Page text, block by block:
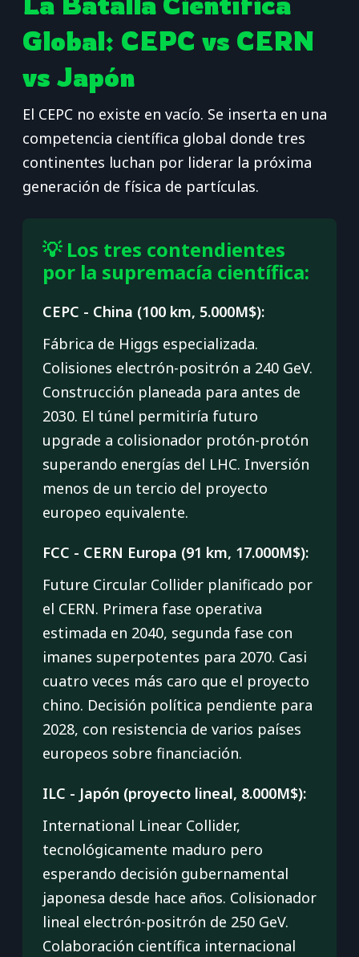
Global: CEPC vs CERN
vs Japón
El CEPC no existe en vacío. Se inserta en una
competencia científica global donde tres
continentes luchan por liderar la próxima
generación de física de partículas.
💡 Los tres contendientes
por la supremacía científica:
CEPC - China (100 km, 5.000M$):
Fábrica de Higgs especializada.
Colisiones electrón-positrón a 240 GeV.
Construcción planeada para antes de
2030. El túnel permitiría futuro
upgrade a colisionador protón-protón
superando energías del LHC. Inversión
menos de un tercio del proyecto
europeo equivalente.
FCC - CERN Europa (91 km, 17.000M$):
Future Circular Collider planificado por
el CERN. Primera fase operativa
estimada en 2040, segunda fase con
imanes superpotentes para 2070. Casi
cuatro veces más caro que el proyecto
chino. Decisión política pendiente para
2028, con resistencia de varios países
europeos sobre financiación.
ILC - Japón (proyecto lineal, 8.000M$):
International Linear Collider,
tecnológicamente maduro pero
esperando decisión gubernamental
japonesa desde hace años. Colisionador
lineal electrón-positrón de 250 GeV.
Colaboración científica internacional